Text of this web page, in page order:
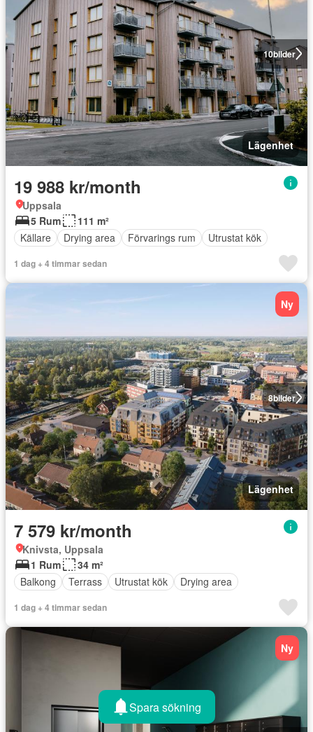
10bilder
Lägenhet
19 988 kr/month
Uppsala
5 Rum
111 m²
Källare
Drying area Förvarings rum Utrustat kök
1 dag + 4 timmar sedan
8bilder
Ny
Lägenhet
7 579 kr/month
Knivsta, Uppsala
1 Rum
34 m²
Balkong
Terrass Utrustat kök Drying area
1 dag + 4 timmar sedan
Ny
Spara sökning